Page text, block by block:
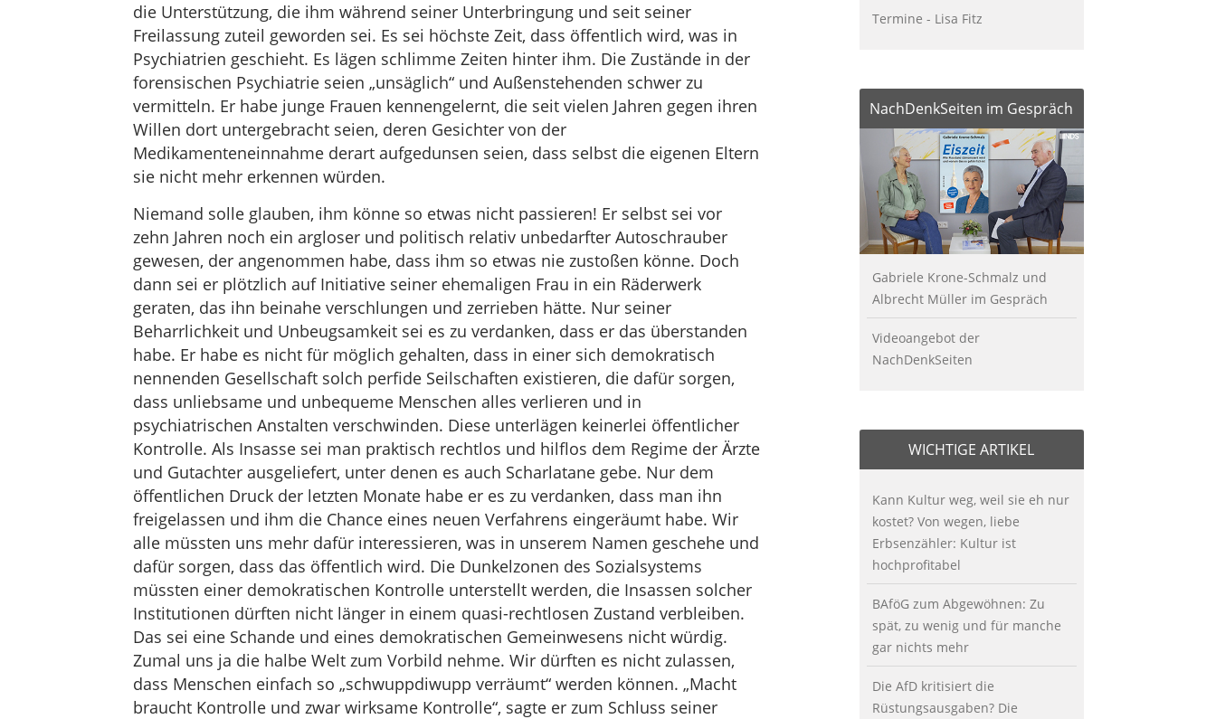
die Unterstützung, die ihm während seiner Unterbringung und seit seiner
Freilassung zuteil geworden sei. Es sei höchste Zeit, dass öffentlich wird, was in
Psychiatrien geschieht. Es lägen schlimme Zeiten hinter ihm. Die Zustände in der
forensischen Psychiatrie seien „unsäglich“ und Außenstehenden schwer zu
vermitteln. Er habe junge Frauen kennengelernt, die seit vielen Jahren gegen ihren
Willen dort untergebracht seien, deren Gesichter von der
Medikamenteneinnahme derart aufgedunsen seien, dass selbst die eigenen Eltern
sie nicht mehr erkennen würden.
Niemand solle glauben, ihm könne so etwas nicht passieren! Er selbst sei vor
zehn Jahren noch ein argloser und politisch relativ unbedarfter Autoschrauber
gewesen, der angenommen habe, dass ihm so etwas nie zustoßen könne. Doch
dann sei er plötzlich auf Initiative seiner ehemaligen Frau in ein Räderwerk
geraten, das ihn beinahe verschlungen und zerrieben hätte. Nur seiner
Beharrlichkeit und Unbeugsamkeit sei es zu verdanken, dass er das überstanden
habe. Er habe es nicht für möglich gehalten, dass in einer sich demokratisch
nennenden Gesellschaft solch perfide Seilschaften existieren, die dafür sorgen,
dass unliebsame und unbequeme Menschen alles verlieren und in
psychiatrischen Anstalten verschwinden. Diese unterlägen keinerlei öffentlicher
Kontrolle. Als Insasse sei man praktisch rechtlos und hilflos dem Regime der Ärzte
und Gutachter ausgeliefert, unter denen es auch Scharlatane gebe. Nur dem
öffentlichen Druck der letzten Monate habe er es zu verdanken, dass man ihn
freigelassen und ihm die Chance eines neuen Verfahrens eingeräumt habe. Wir
alle müssten uns mehr dafür interessieren, was in unserem Namen geschehe und
dafür sorgen, dass das öffentlich wird. Die Dunkelzonen des Sozialsystems
müssten einer demokratischen Kontrolle unterstellt werden, die Insassen solcher
Institutionen dürften nicht länger in einem quasi-rechtlosen Zustand verbleiben.
Das sei eine Schande und eines demokratischen Gemeinwesens nicht würdig.
Zumal uns ja die halbe Welt zum Vorbild nehme. Wir dürften es nicht zulassen,
dass Menschen einfach so „schwuppdiwupp verräumt“ werden können. „Macht
braucht Kontrolle und zwar wirksame Kontrolle“, sagte er zum Schluss seiner
Termine - Lisa Fitz
NachDenkSeiten im Gespräch
Gabriele Krone-Schmalz und
Albrecht Müller im Gespräch
Videoangebot der
NachDenkSeiten
WICHTIGE ARTIKEL
Kann Kultur weg, weil sie eh nur
kostet? Von wegen, liebe
Erbsenzähler: Kultur ist
hochprofitabel
BAföG zum Abgewöhnen: Zu
spät, zu wenig und für manche
gar nichts mehr
Die AfD kritisiert die
Rüstungsausgaben? Die